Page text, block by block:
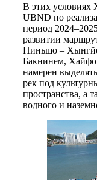
В этих
UBND по
период
развитии
Ниньшо –
Бакнинем,
намерен
рек под
пространства, а
водного и